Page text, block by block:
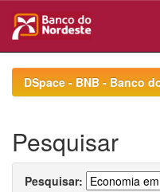
navigationDSpace - BNB - Banco
Pesquisar
Pesquisar: